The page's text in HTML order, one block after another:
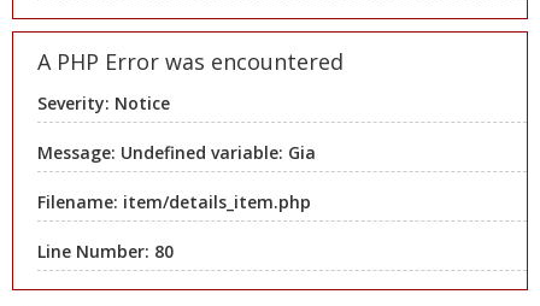
A PHP Error was encountered
Severity: Notice
Message: Undefined variable: Gia
Filename: item/details_item.php
Line Number: 80